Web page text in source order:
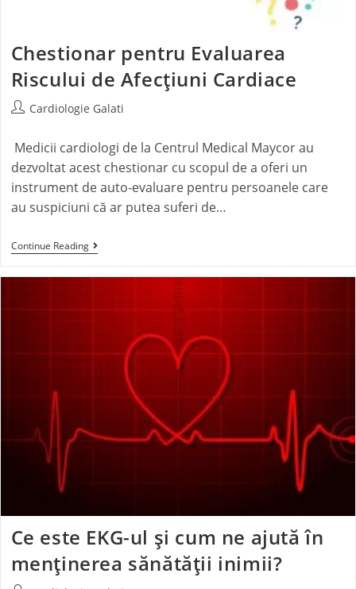
Chestionar pentru Evaluarea
Riscului de Afecțiuni Cardiace
Cardiologie Galati
Medicii cardiologi de la Centrul Medical Maycor au
dezvoltat acest chestionar cu scopul de a oferi un
instrument de auto-evaluare pentru persoanele care
au suspiciuni că ar putea suferi de…
Continue Reading
Ce este EKG-ul și cum ne ajută în
menținerea sănătății inimii?